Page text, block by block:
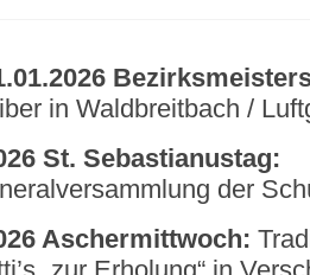
in Waldbreitbach /
St. Sebastianustag:
der
Aschermittwoch: